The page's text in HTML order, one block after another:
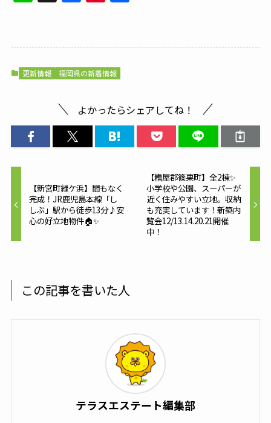
更新情報 福岡県の新着情報
よかったらシェアしてね！
【新宮町緑ケ浜】間もなく
完成！JR鹿児島本線「し
しぶ」駅から徒歩13分♪安
心の好立地物件🏠✨
【糟屋郡篠栗町】全2棟✨
小学校や公園、スーパーが
近く住みやすい立地。収納
も充実しています！新築内
覧会12/13.14.20.21開催
中！
この記事を書いた人
テラスエステート編集部